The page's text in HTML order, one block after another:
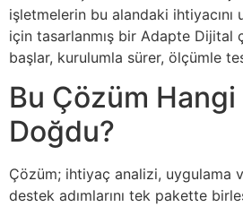
işletmelerin bu alandaki ihtiyacını
için tasarlanmış bir Adapte Dijital
başlar, kurulumla sürer, ölçümle
Bu Çözüm
Doğdu?
Çözüm; ihtiyaç analizi, uygulama
destek adımlarını tek pakette